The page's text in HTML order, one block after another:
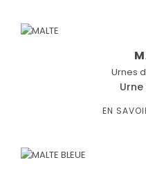
Urnes
EN